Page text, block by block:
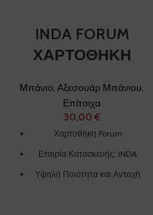
INDA FORUM
ΧΑΡΤΟΘΗΚΗ
Μπάνιο, Αξεσουάρ Μπάνιου,
Επίτοιχα
€
Χαρτοθήκη Forum
Εταιρία Κατασκευής: INDA
Υψηλή Ποιότητα και Αντοχή